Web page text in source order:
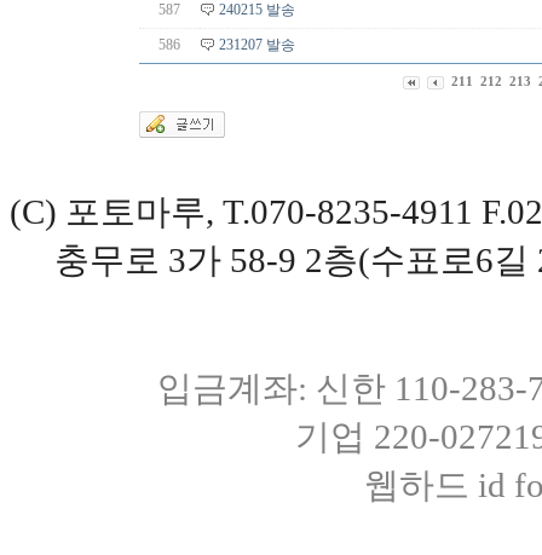
587 240215 발송
586 231207 발송
211 212 213
(C) 포토마루, T.070-8235-4911
충무로 3가 58-9 2층(수표로6
입금계좌: 신한 110-
기업 220-
웹하드 id